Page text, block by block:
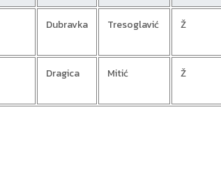
Dubravka Tresoglavić Ž
Dragica Mitić Ž